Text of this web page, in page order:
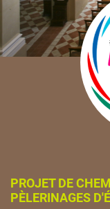
PROJET DE
PÈLERINAGES